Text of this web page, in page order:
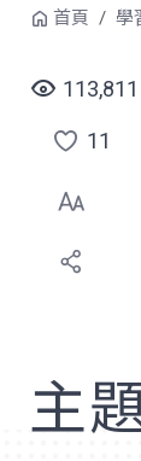
首頁 學
113,811
點
選
喜
11
主